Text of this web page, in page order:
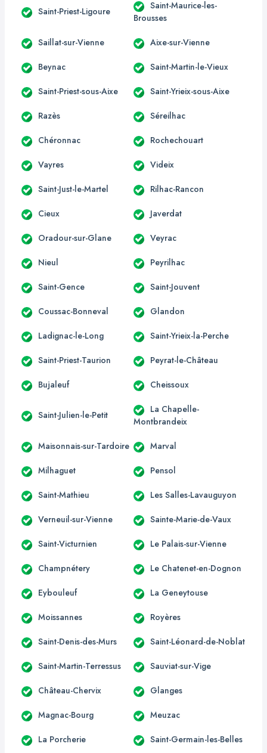
Saint-Priest-Ligoure
Saint-Maurice-les-
Brousses
Saillat-sur-Vienne Aixe-sur-Vienne
Beynac Saint-Martin-le-Vieux
Saint-Priest-sous-Aixe Saint-Yrieix-sous-Aixe
Razès Séreilhac
Chéronnac Rochechouart
Vayres Videix
Saint-Just-le-Martel Rilhac-Rancon
Cieux Javerdat
Oradour-sur-Glane Veyrac
Nieul Peyrilhac
Saint-Gence Saint-Jouvent
Coussac-Bonneval Glandon
Ladignac-le-Long Saint-Yrieix-la-Perche
Saint-Priest-Taurion Peyrat-le-Château
Bujaleuf Cheissoux
Saint-Julien-le-Petit
La Chapelle-
Montbrandeix
Maisonnais-sur-Tardoire Marval
Milhaguet Pensol
Saint-Mathieu Les Salles-Lavauguyon
Verneuil-sur-Vienne Sainte-Marie-de-Vaux
Saint-Victurnien Le Palais-sur-Vienne
Champnétery Le Chatenet-en-Dognon
Eybouleuf La Geneytouse
Moissannes Royères
Saint-Denis-des-Murs Saint-Léonard-de-Noblat
Saint-Martin-Terressus Sauviat-sur-Vige
Château-Chervix Glanges
Magnac-Bourg Meuzac
La Porcherie Saint-Germain-les-Belles